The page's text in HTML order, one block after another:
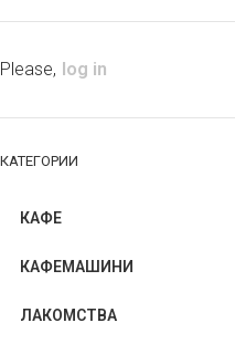
Please, log in
КАТЕГОРИИ
КАФЕ
КАФЕМАШИНИ
ЛАКОМСТВА